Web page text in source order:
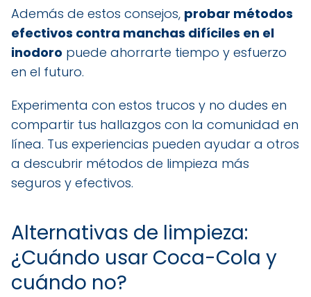
Además de estos consejos, probar métodos
efectivos contra manchas difíciles en el
inodoro puede ahorrarte tiempo y esfuerzo
en el futuro.
Experimenta con estos trucos y no dudes en
compartir tus hallazgos con la comunidad en
línea. Tus experiencias pueden ayudar a otros
a descubrir métodos de limpieza más
seguros y efectivos.
Alternativas de limpieza:
¿Cuándo usar Coca-Cola y
cuándo no?